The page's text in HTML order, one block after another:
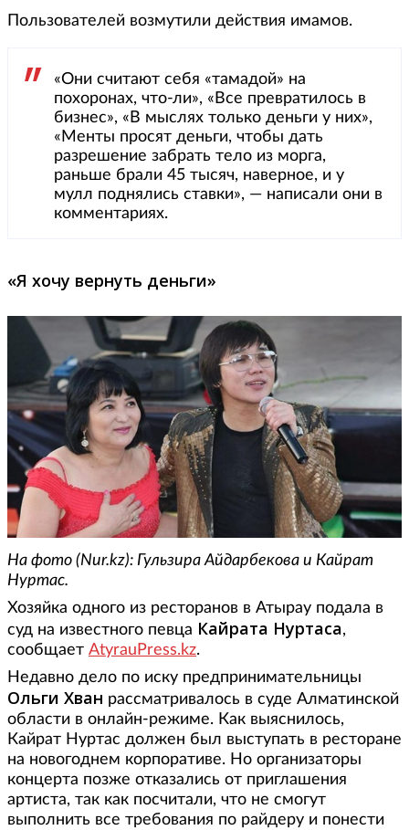
Пользователей возмутили действия имамов.
«Они считают себя «тамадой» на
похоронах, что-ли», «Все превратилось в
бизнес», «В мыслях только деньги у них»,
«Менты просят деньги, чтобы дать
разрешение забрать тело из морга,
раньше брали 45 тысяч, наверное, и у
мулл поднялись ставки», — написали они в
комментариях.
«Я хочу вернуть деньги»
На фото (Nur.kz): Гульзира Айдарбекова и Кайрат
Нуртас.
Хозяйка одного из ресторанов в Атырау подала в
суд на известного певца Кайрата Нуртаса,
сообщает AtyrauPress.kz.
Недавно дело по иску предпринимательницы
Ольги Хван рассматривалось в суде Алматинской
области в онлайн-режиме. Как выяснилось,
Кайрат Нуртас должен был выступать в ресторане
на новогоднем корпоративе. Но организаторы
концерта позже отказались от приглашения
артиста, так как посчитали, что не смогут
выполнить все требования по райдеру и понести